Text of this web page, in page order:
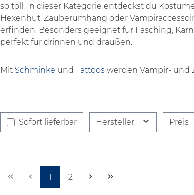
so toll. In dieser Kategorie entdeckst du
Hexenhut, Zauberumhang oder
erfinden. Besonders geeignet für Fasching,
perfekt für drinnen und draußen.
Mit Schminke und Tattoos werden Vampir- und
Sofort lieferbar Hersteller Preis
Seite
1 Seite
2